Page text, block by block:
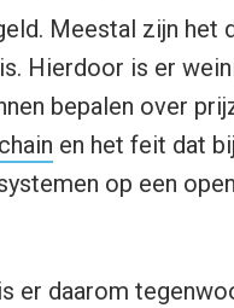
Meestal zijn het
Hierdoor is er
bepalen over
en het feit dat
op een
er daarom